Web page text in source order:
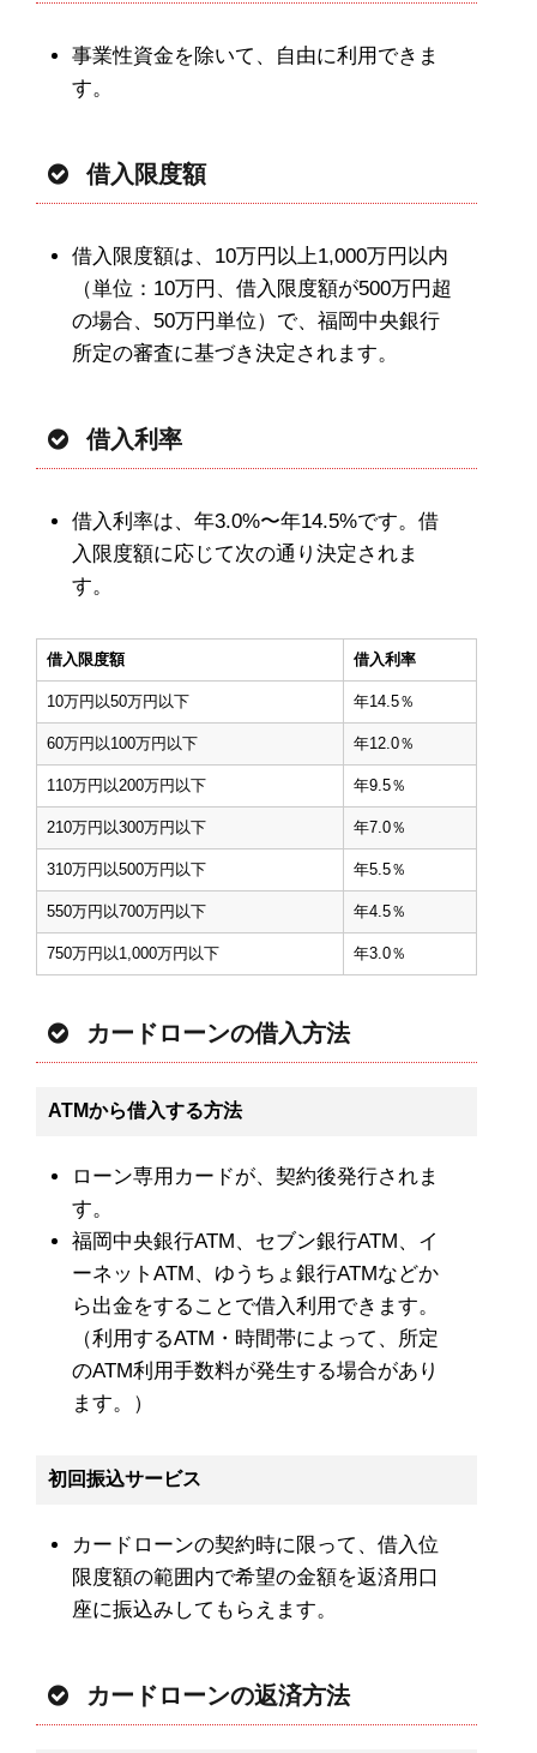
事業性資金を除いて、自由に利用できま
す。
借入限度額
借入限度額は、10万円以上1,000万円以内
（単位：10万円、借入限度額が500万円超
の場合、50万円単位）で、福岡中央銀行
所定の審査に基づき決定されます。
借入利率
借入利率は、年3.0%〜年14.5%です。借
入限度額に応じて次の通り決定されま
す。
借入限度額 借入利率
10万円以50万円以下 年14.5％
60万円以100万円以下 年12.0％
110万円以200万円以下 年9.5％
210万円以300万円以下 年7.0％
310万円以500万円以下 年5.5％
550万円以700万円以下 年4.5％
750万円以1,000万円以下 年3.0％
カードローンの借入方法
ATMから借入する方法
ローン専用カードが、契約後発行されま
す。
福岡中央銀行ATM、セブン銀行ATM、イ
ーネットATM、ゆうちょ銀行ATMなどか
ら出金をすることで借入利用できます。
（利用するATM・時間帯によって、所定
のATM利用手数料が発生する場合があり
ます。）
初回振込サービス
カードローンの契約時に限って、借入位
限度額の範囲内で希望の金額を返済用口
座に振込みしてもらえます。
カードローンの返済方法